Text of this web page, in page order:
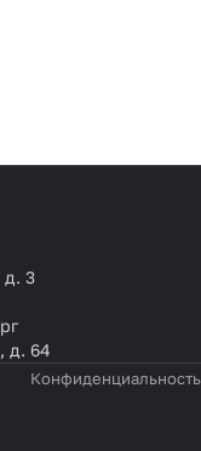
д. 3
д. 64
Конфиденциальность